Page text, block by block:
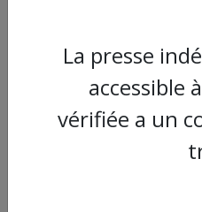
cet article :
La presse
accessible
vérifiée a un